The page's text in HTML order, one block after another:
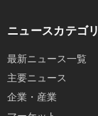
ニュースカテゴリ
最新ニュース一覧
主要ニュース
企業・産業